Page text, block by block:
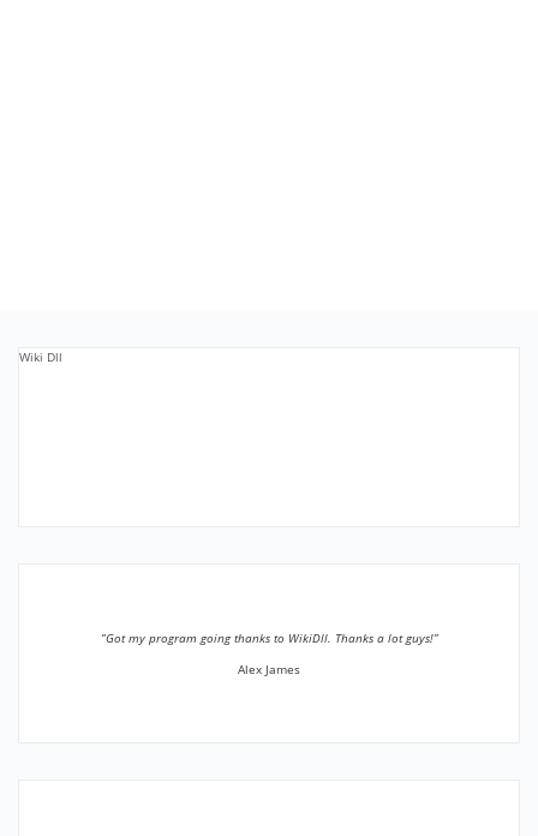
Wiki Dll
”Got my program going thanks to WikiDll. Thanks a lot guys!”
Alex James